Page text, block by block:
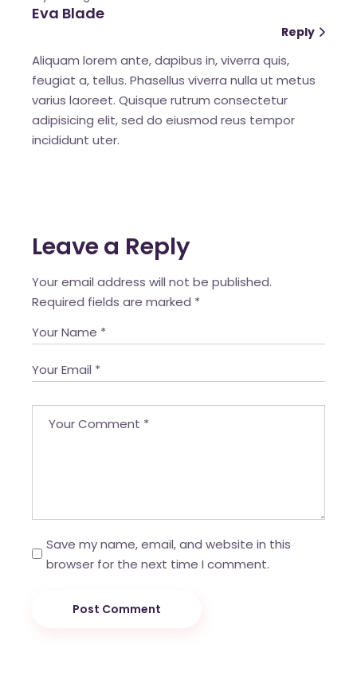
Eva Blade
Reply
Aliquam lorem ante, dapibus in, viverra quis,
feugiat a, tellus. Phasellus viverra nulla ut metus
varius laoreet. Quisque rutrum consectetur
adipisicing elit, sed do eiusmod reus tempor
incididunt uter.
Leave a Reply
Your email address will not be published.
Required fields are marked *
Save my name, email, and website in this
browser for the next time I comment.
Post Comment